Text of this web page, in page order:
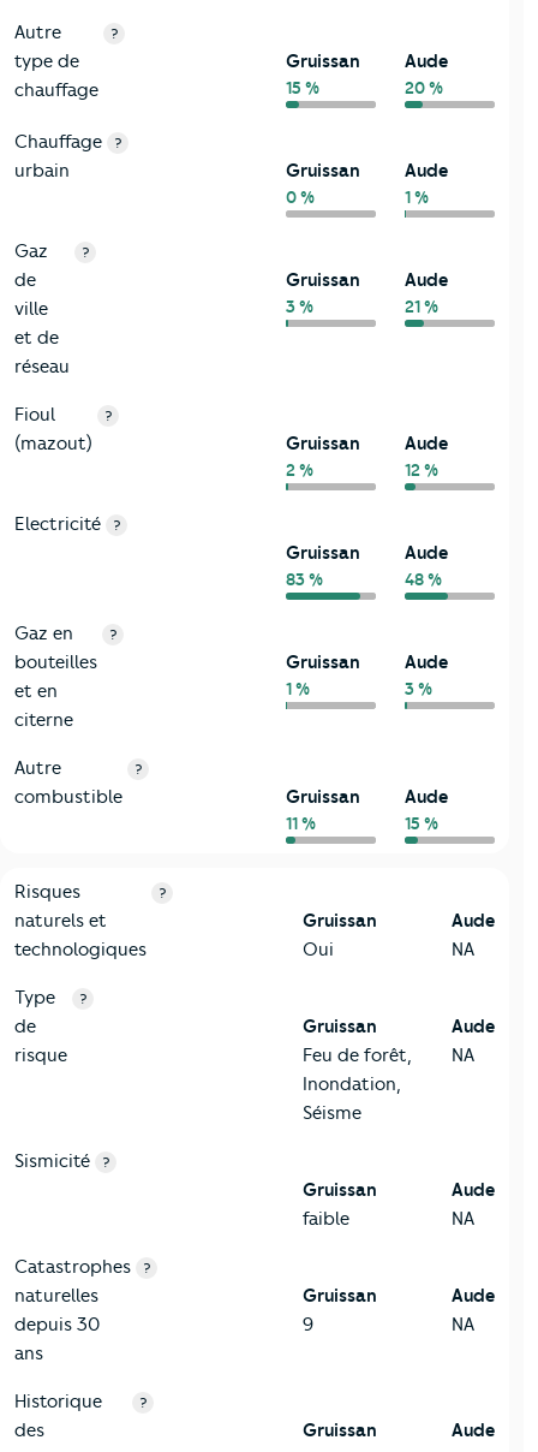
Autre
type de
chauffage
?
Gruissan
15 %
Aude
20 %
Chauffage
urbain
?
Gruissan
0 %
Aude
1 %
Gaz
de
ville
et de
réseau
?
Gruissan
3 %
Aude
21 %
Fioul
(mazout)
?
Gruissan
2 %
Aude
12 %
Electricité ?
Gruissan
83 %
Aude
48 %
Gaz en
bouteilles
et en
citerne
?
Gruissan
1 %
Aude
3 %
Autre
combustible
?
Gruissan
11 %
Aude
15 %
9-Diagnostic risques
Critères Gruissan
Risques
naturels et
technologiques
?
Gruissan
Oui
Aude
NA
Type
de
risque
?
Gruissan
Feu de forêt,
Inondation,
Séisme
Aude
NA
Sismicité ?
Gruissan
faible
Aude
NA
Catastrophes
naturelles
depuis 30
ans
?
Gruissan
9
Aude
NA
Historique
des
?
Gruissan
Aude